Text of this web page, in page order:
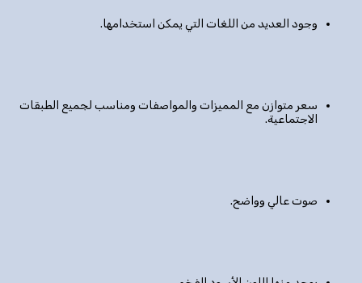
وجود العديد من اللغات التي يمكن استخدامها.
سعر متوازن مع المميزات والمواصفات ومناسب لجميع الطبقات
الاجتماعية.
صوت عالي وواضح.